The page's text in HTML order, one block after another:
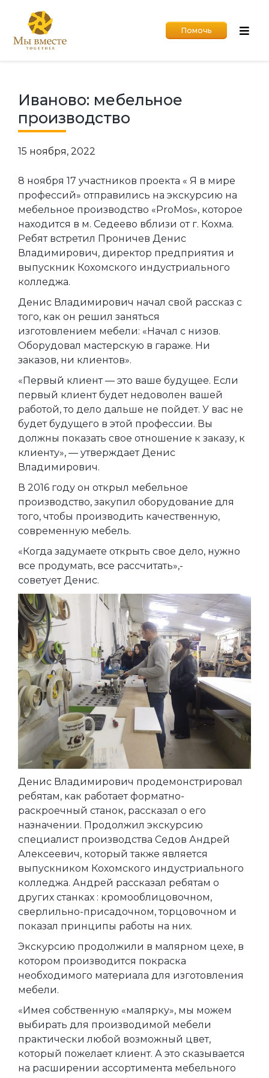
Помочь
Иваново: мебельное
производство
15 ноября, 2022
8 ноября 17 участников проекта « Я в мире
профессий» отправились на экскурсию на
мебельное производство «ProMos», которое
находится в м. Седеево вблизи от г. Кохма.
Ребят встретил Проничев Денис
Владимирович, директор предприятия и
выпускник Кохомского индустриального
колледжа.
Денис Владимирович начал свой рассказ с
того, как он решил заняться
изготовлением мебели: «Начал с низов.
Оборудовал мастерскую в гараже. Ни
заказов, ни клиентов».
«Первый клиент — это ваше будущее. Если
первый клиент будет недоволен вашей
работой, то дело дальше не пойдет. У вас не
будет будущего в этой профессии. Вы
должны показать свое отношение к заказу, к
клиенту», — утверждает Денис
Владимирович.
В 2016 году он открыл мебельное
производство, закупил оборудование для
того, чтобы производить качественную,
современную мебель.
«Когда задумаете открыть свое дело, нужно
все продумать, все рассчитать»,-
советует Денис.
Денис Владимирович продемонстрировал
ребятам, как работает форматно-
раскроечный станок, рассказал о его
назначении. Продолжил экскурсию
специалист производства Седов Андрей
Алексеевич, который также является
выпускником Кохомского индустриального
колледжа. Андрей рассказал ребятам о
других станках : кромооблицовочном,
сверлильно-присадочном, торцовочном и
показал принципы работы на них.
Экскурсию продолжили в малярном цехе, в
котором производится покраска
необходимого материала для изготовления
мебели.
«Имея собственную «малярку», мы можем
выбирать для производимой мебели
практически любой возможный цвет,
который пожелает клиент. А это сказывается
на расширении ассортимента мебельного